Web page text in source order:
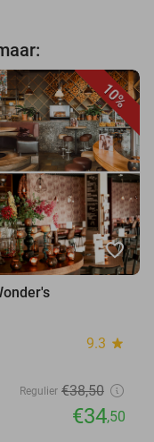
10%
favorite_border
9.3 star
Regulier €38,50
€34,50